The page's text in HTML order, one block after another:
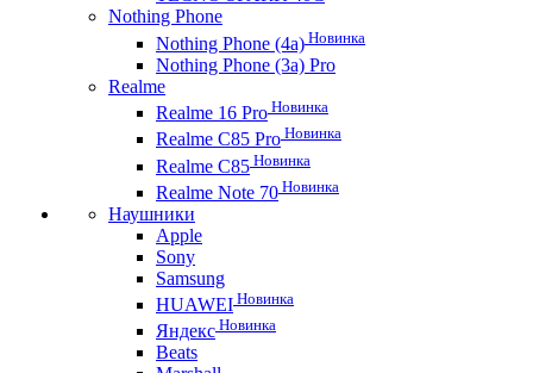
Nothing Phone
Nothing Phone (4a) Новинка
Nothing Phone (3a) Pro
Realme
Realme 16 Pro Новинка
Realme C85 Pro Новинка
Realme C85 Новинка
Realme Note 70 Новинка
Наушники
Apple
Sony
Samsung
HUAWEI Новинка
Яндекс Новинка
Beats